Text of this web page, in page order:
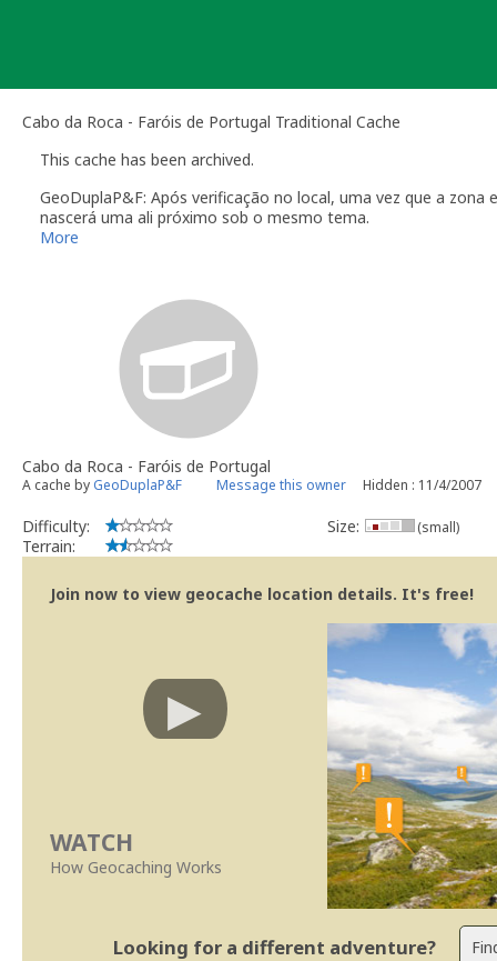
Cabo da Roca - Faróis de Portugal Traditional Cache
This cache has been archived.
GeoDuplaP&F: Após verificação no local, uma vez que a
nascerá uma ali próximo sob o mesmo tema.
More
Cabo da Roca - Faróis de Portugal
A cache by GeoDuplaP&F Message this owner Hidden : 11/4/2007
Difficulty:
Terrain:
Size: (small)
Join now to view geocache location details. It's free!
WATCH
How Geocaching Works
Looking for a different adventure?